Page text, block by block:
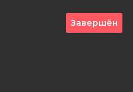
Завершён